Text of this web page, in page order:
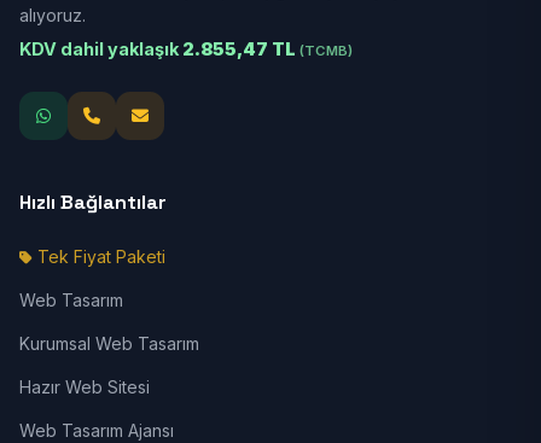
alıyoruz.
KDV dahil yaklaşık 2.855,47 TL (TCMB)
Hızlı Bağlantılar
Tek Fiyat Paketi
Web Tasarım
Kurumsal Web Tasarım
Hazır Web Sitesi
Web Tasarım Ajansı